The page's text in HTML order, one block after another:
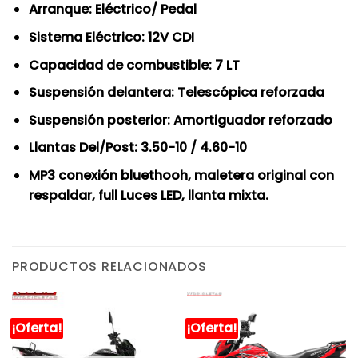
Arranque: Eléctrico/ Pedal
Sistema Eléctrico: 12V CDI
Capacidad de combustible: 7 LT
Suspensión delantera: Telescópica reforzada
Suspensión posterior: Amortiguador reforzado
Llantas Del/Post: 3.50-10 / 4.60-10
MP3 conexión bluethooh, maletera original con
respaldar, full Luces LED, llanta mixta.
PRODUCTOS RELACIONADOS
¡Oferta! ¡Oferta!